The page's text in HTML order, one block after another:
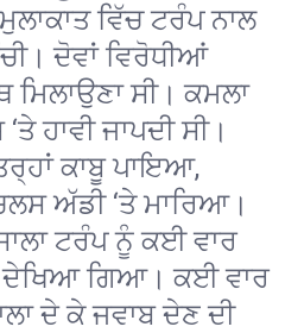
ਵਿੱਚ ਟਰੰਪ ਨਾਲ
ਦੋਵਾਂ ਵਿਰੋਧੀਆਂ
ਮਿਲਾਉਣਾ ਸੀ। ਕਮਲਾ
ਹਾਵੀ ਜਾਪਦੀ ਸੀ।
ਕਾਬੂ ਪਾਇਆ,
ਅੱਡੀ ‘ਤੇ ਮਾਰਿਆ।
ਟਰੰਪ ਨੂੰ ਕਈ ਵਾਰ
ਗਿਆ। ਕਈ ਵਾਰ
ਦੇ ਕੇ ਜਵਾਬ ਦੇਣ ਦੀ